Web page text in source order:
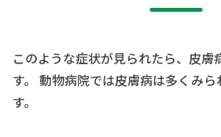
このような症状が見られたら、皮膚
す。 動物病院では皮膚病は多くみ
す。